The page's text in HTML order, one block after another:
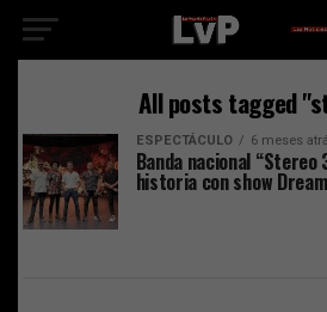
All posts tagged
ESPECTÁCULO 6 meses
Banda nacional
historia con show